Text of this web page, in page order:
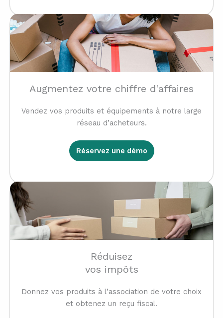
Augmentez votre chiffre d'affaires
Vendez vos produits et équipements à notre large
réseau d’acheteurs.
Réservez une démo
Réduisez
vos impôts
Donnez vos produits à l’association de votre choix
et obtenez un reçu fiscal.